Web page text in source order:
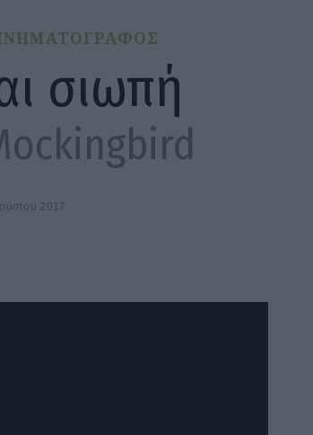
σιωπή
2017